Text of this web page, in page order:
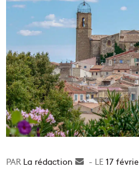
La rédaction
Envoyer
17